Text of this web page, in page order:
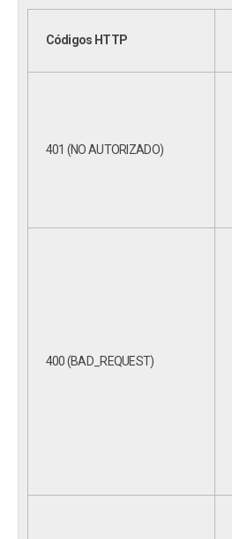
Códigos HTTP
401 (NO AUTORIZADO)
400 (BAD_REQUEST)